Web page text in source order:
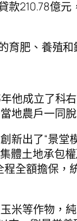
210.78億元
育肥、養殖和
他成立了科
地農戶一同
出了“景
體土地承包
全額擔保
米等作物，